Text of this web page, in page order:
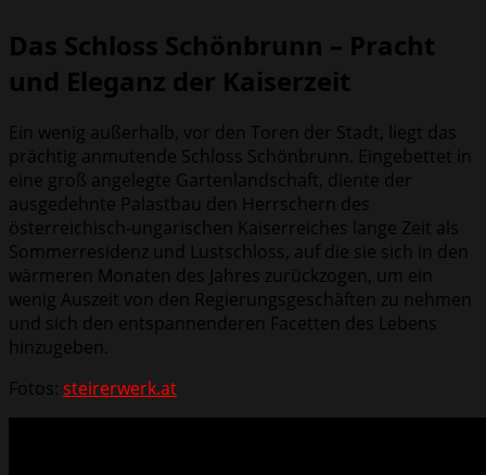
Das Schloss Schönbrunn – Pracht
und Eleganz der Kaiserzeit
Ein wenig außerhalb, vor den Toren der Stadt, liegt das
prächtig anmutende Schloss Schönbrunn. Eingebettet in
eine groß angelegte Gartenlandschaft, diente der
ausgedehnte Palastbau den Herrschern des
österreichisch-ungarischen Kaiserreiches lange Zeit als
Sommerresidenz und Lustschloss, auf die sie sich in den
wärmeren Monaten des Jahres zurückzogen, um ein
wenig Auszeit von den Regierungsgeschäften zu nehmen
und sich den entspannenderen Facetten des Lebens
hinzugeben.
Fotos: steirerwerk.at